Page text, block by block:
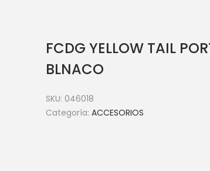
FCDG YELLOW TAIL
BLNACO
SKU: 046018
Categoría: ACCESORIOS